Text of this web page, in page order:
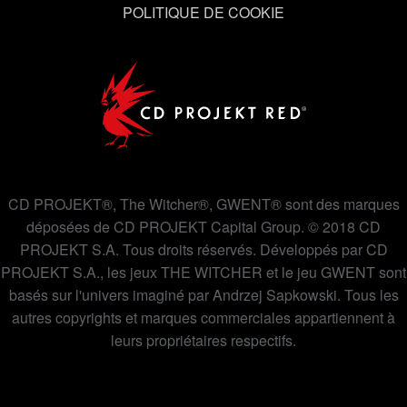
utilisation des cookies et modifier vos préférences dans
POLITIQUE DE COOKIE
CD PROJEKT®, The Witcher®, GWENT® sont des marques
déposées de CD PROJEKT Capital Group. © 2018 CD
PROJEKT S.A. Tous droits réservés. Développés par CD
PROJEKT S.A., les jeux THE WITCHER et le jeu GWENT sont
basés sur l'univers imaginé par Andrzej Sapkowski. Tous les
autres copyrights et marques commerciales appartiennent à
leurs propriétaires respectifs.